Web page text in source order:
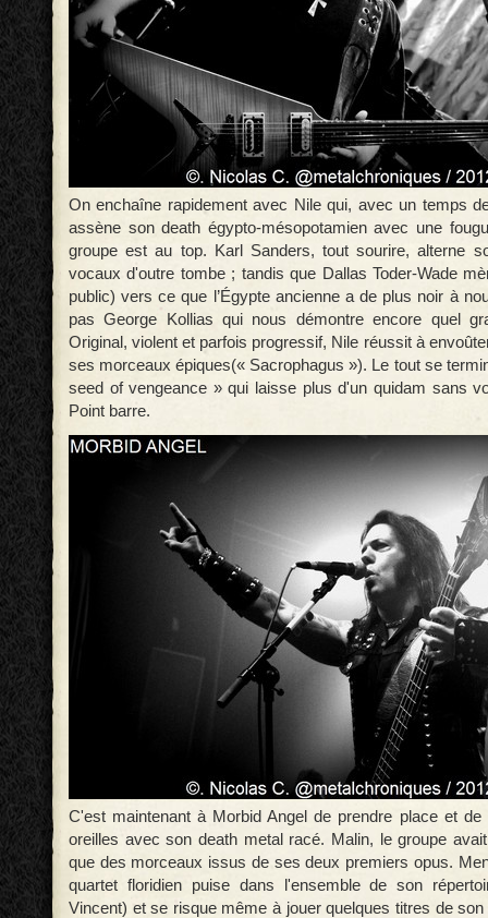
On enchaîne rapidement avec Nile qui, avec un temps
assène son death égypto-mésopotamien avec une
groupe est au top. Karl Sanders, tout sourire, alterne
vocaux d'outre tombe ; tandis que Dallas Toder-Wade
public) vers ce que l’Égypte ancienne a de plus noir à
pas George Kollias qui nous démontre encore quel
Original, violent et parfois progressif, Nile réussit à
ses morceaux épiques(« Sacrophagus »). Le tout se
seed of vengeance » qui laisse plus d'un quidam sans
Point barre.
C'est maintenant à Morbid Angel de prendre place et
oreilles avec son death metal racé. Malin, le groupe
que des morceaux issus de ses deux premiers opus.
quartet floridien puise dans l'ensemble de son
Vincent) et se risque même à jouer quelques titres de